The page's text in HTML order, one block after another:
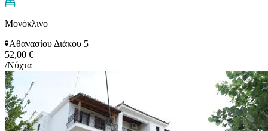
Μονόκλινο
Αθανασίου Διάκου 5
52,00 €
/Νύχτα